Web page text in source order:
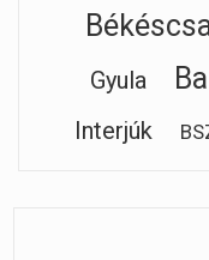
Gyula
Interjúk